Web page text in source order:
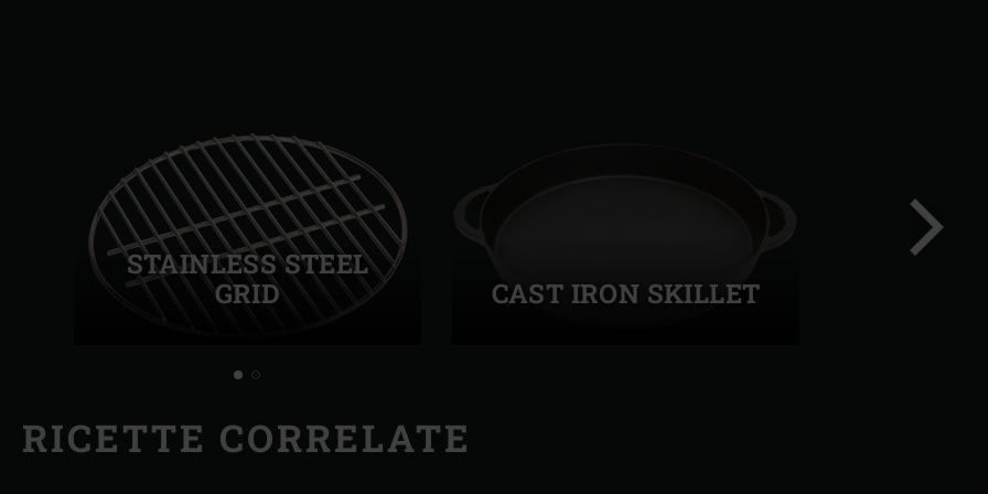
STAINLESS STEEL
GRID
CAST IRON SKILLET
RICETTE CORRELATE